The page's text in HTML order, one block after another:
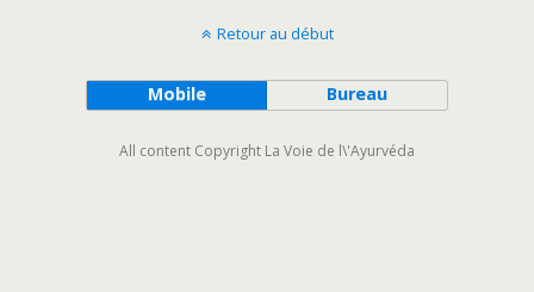
Retour au début
Mobile Bureau
All content Copyright La Voie de l\'Ayurvéda